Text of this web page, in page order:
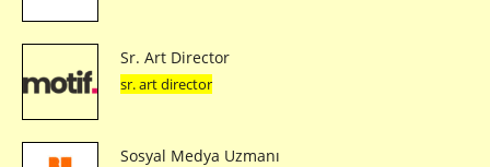
Sr. Art Director
sr. art director
Sosyal Medya Uzmanı